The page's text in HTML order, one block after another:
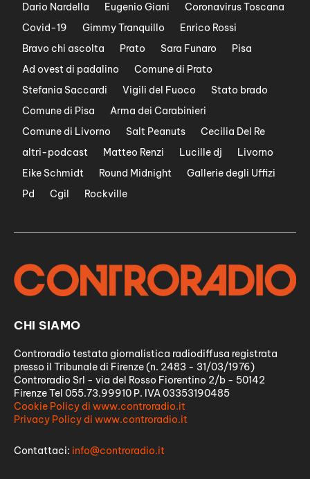
Dario Nardella
Eugenio Giani
Coronavirus Toscana
Covid-19
Gimmy Tranquillo
Enrico Rossi
Bravo chi ascolta
Prato Sara Funaro
Pisa
Ad ovest di padalino
Comune di Prato
Stefania Saccardi
Vigili del Fuoco
Stato brado
Comune di Pisa
Arma dei Carabinieri
Comune di Livorno
Salt Peanuts
Cecilia Del Re
altri-podcast
Matteo Renzi Lucille dj
Livorno
Eike Schmidt
Round Midnight
Gallerie degli Uffizi
Pd
Cgil Rockville
CHI SIAMO
Controradio testata giornalistica radiodiffusa registrata
presso il Tribunale di Firenze (n. 2483 - 31/03/1976)
Controradio Srl - via del Rosso Fiorentino 2/b - 50142
Firenze Tel 055.73.99910 P. IVA 03353190485
Cookie Policy di www.controradio.it
Privacy Policy di www.controradio.it
Contattaci: info@controradio.it